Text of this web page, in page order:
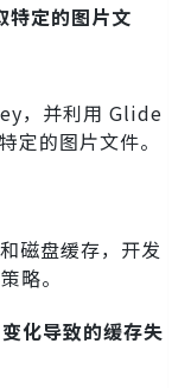
定的图片文
，并利用 Glide
定的图片文件。
磁盘缓存，开发
略。
化导致的缓存失